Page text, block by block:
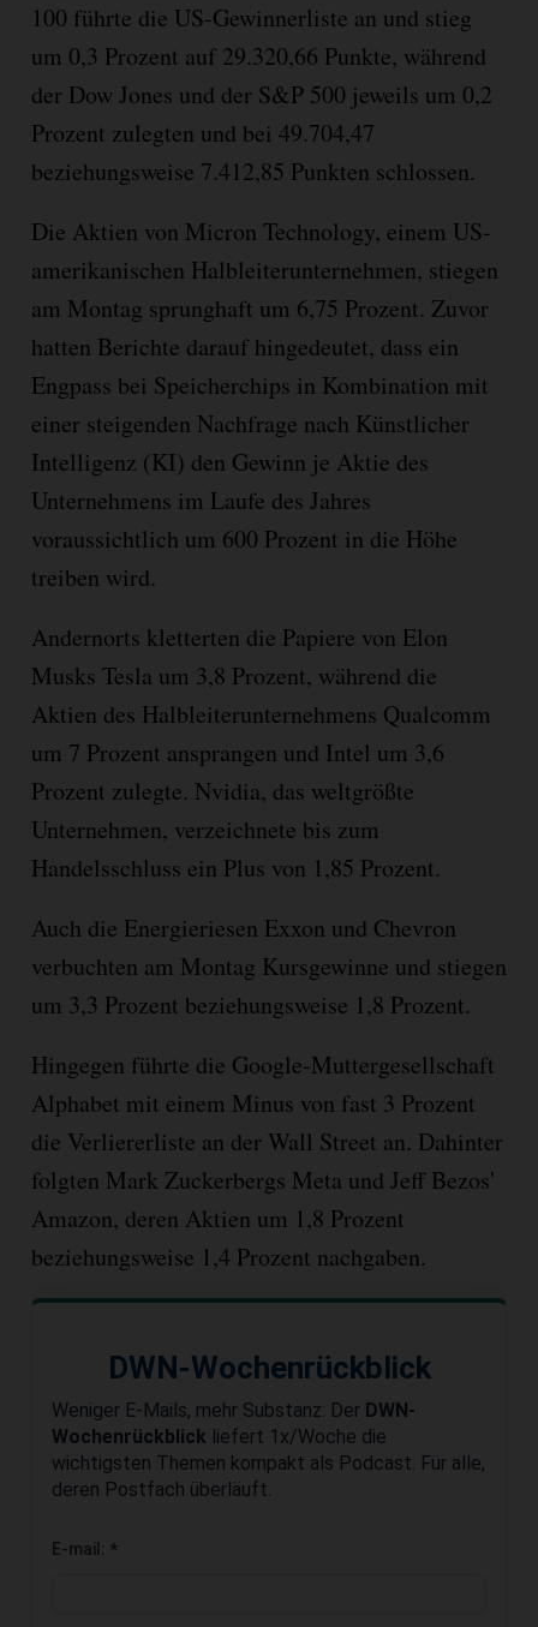
100 führte die US-Gewinnerliste an und stieg
um 0,3 Prozent auf 29.320,66 Punkte, während
der Dow Jones und der S&P 500 jeweils um 0,2
Prozent zulegten und bei 49.704,47
beziehungsweise 7.412,85 Punkten schlossen.
Die Aktien von Micron Technology, einem US-
amerikanischen Halbleiterunternehmen, stiegen
am Montag sprunghaft um 6,75 Prozent. Zuvor
hatten Berichte darauf hingedeutet, dass ein
Engpass bei Speicherchips in Kombination mit
einer steigenden Nachfrage nach Künstlicher
Intelligenz (KI) den Gewinn je Aktie des
Unternehmens im Laufe des Jahres
voraussichtlich um 600 Prozent in die Höhe
treiben wird.
Andernorts kletterten die Papiere von Elon
Musks Tesla um 3,8 Prozent, während die
Aktien des Halbleiterunternehmens Qualcomm
um 7 Prozent ansprangen und Intel um 3,6
Prozent zulegte. Nvidia, das weltgrößte
Unternehmen, verzeichnete bis zum
Handelsschluss ein Plus von 1,85 Prozent.
Auch die Energieriesen Exxon und Chevron
verbuchten am Montag Kursgewinne und stiegen
um 3,3 Prozent beziehungsweise 1,8 Prozent.
Hingegen führte die Google-Muttergesellschaft
Alphabet mit einem Minus von fast 3 Prozent
die Verliererliste an der Wall Street an. Dahinter
folgten Mark Zuckerbergs Meta und Jeff Bezos'
Amazon, deren Aktien um 1,8 Prozent
beziehungsweise 1,4 Prozent nachgaben.
DWN-Wochenrückblick
Weniger E-Mails, mehr Substanz: Der DWN-
Wochenrückblick liefert 1x/Woche die
wichtigsten Themen kompakt als Podcast. Für alle,
deren Postfach überläuft.
E-mail: *